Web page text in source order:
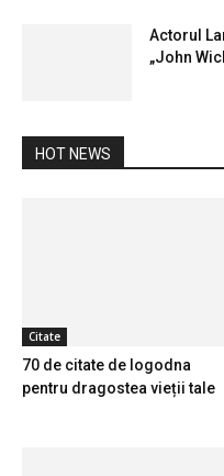
Actorul
„John
HOT NEWS
Citate
70 de citate de logodna
pentru dragostea vieții tale